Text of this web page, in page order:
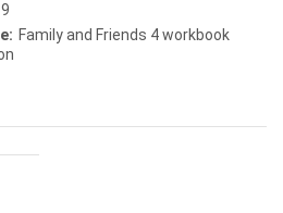
Family and Friends 4 workbook